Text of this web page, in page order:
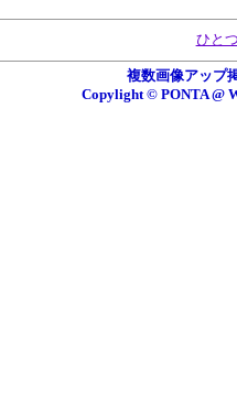
ひと
複数画像アップ
Copylight © PONTA @